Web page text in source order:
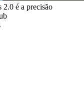
2.0 é a precisão